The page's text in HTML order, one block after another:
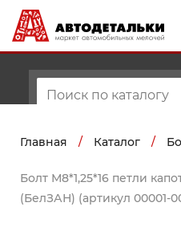
Главная / Каталог /
Болт М8*1,25*16 петли
(БелЗАН) (артикул 00001-